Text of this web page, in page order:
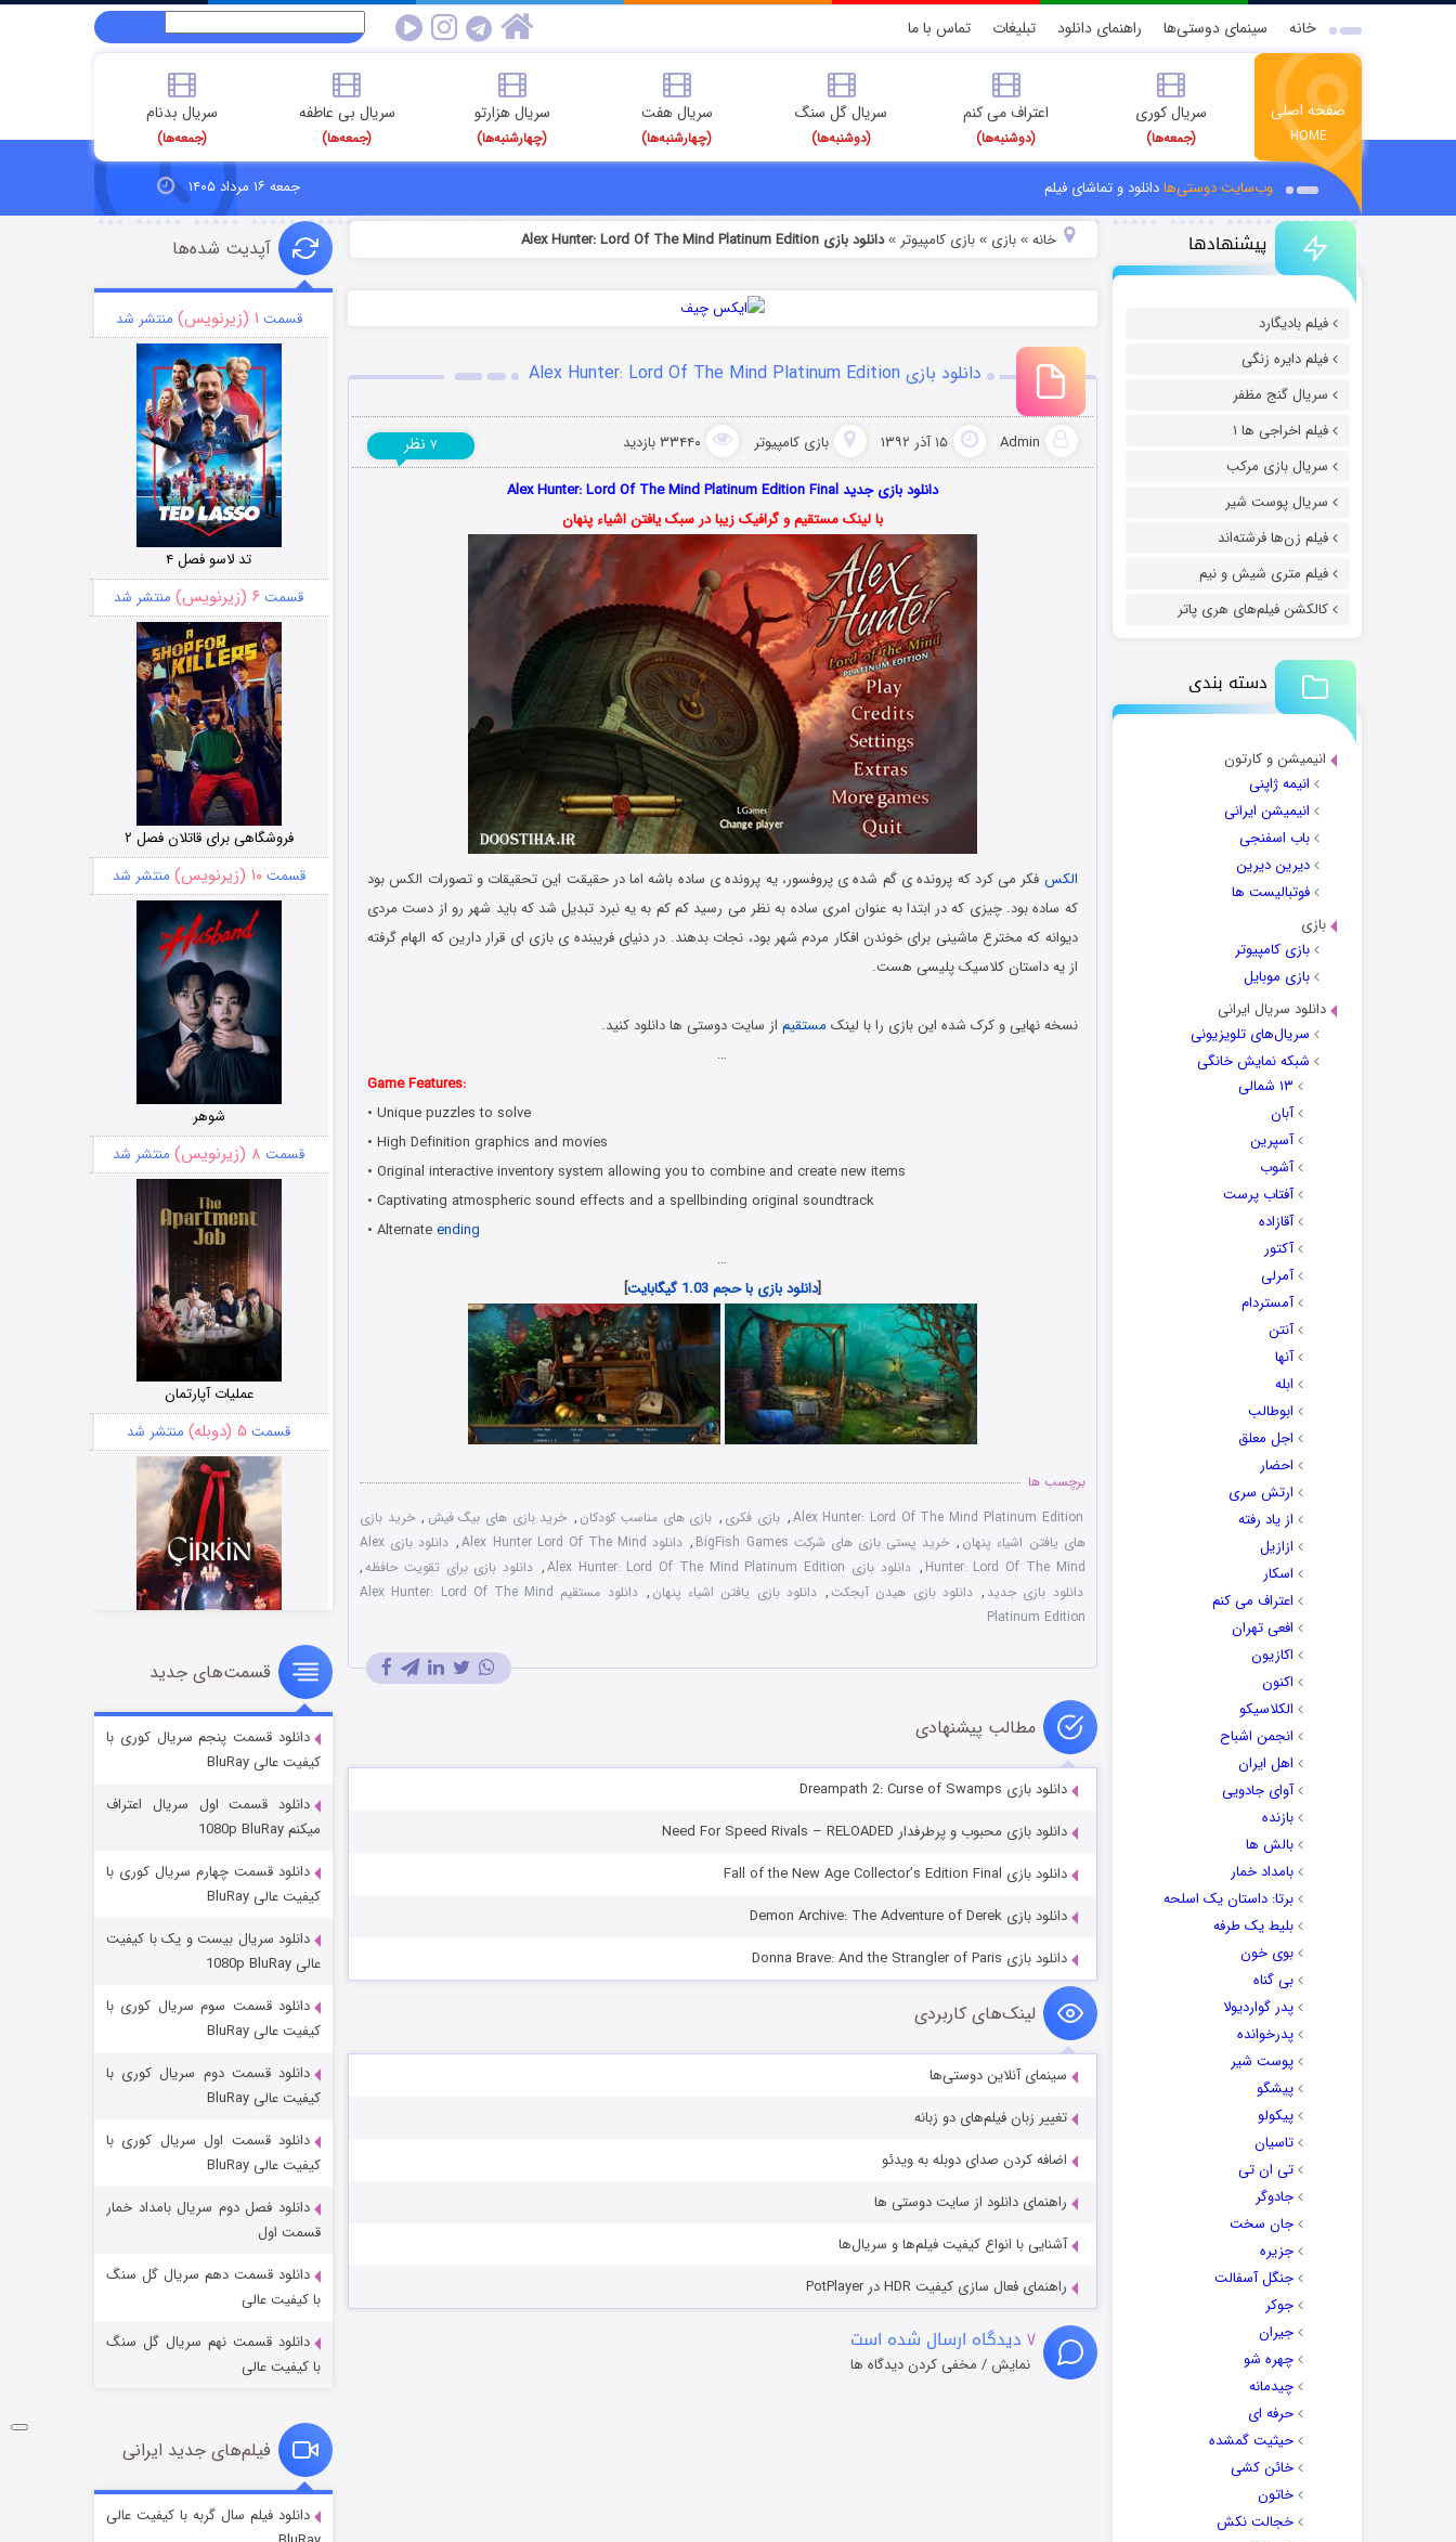
خانه سینمای دوستی‌ها راهنمای دانلود تبلیغات تماس با ما
صفحه اصلی
HOME
سریال کوری
(جمعه‌ها)
اعتراف می کنم
(دوشنبه‌ها)
سریال گل سنگ
(دوشنبه‌ها)
سریال هفت
(چهارشنبه‌ها)
سریال هزارتو
(چهارشنبه‌ها)
سریال بی عاطفه
(جمعه‌ها)
سریال بدنام
(جمعه‌ها)
وب‌سایت دوستی‌هادانلود و تماشای فیلم جمعه ۱۶ مرداد ۱۴۰۵
پیشنهادها
فیلم بادیگارد
فیلم دایره زنگی
سریال گنج مظفر
فیلم اخراجی ها ۱
سریال بازی مرکب
سریال پوست شیر
فیلم زن‌ها فرشته‌اند
فیلم متری شیش و نیم
کالکشن فیلم‌های هری پاتر
دسته بندی
انیمیشن و کارتون
انیمه ژاپنی
انیمیشن ایرانی
باب اسفنجی
دیرین دیرین
فوتبالیست ها
بازی
بازی کامپیوتر
بازی موبایل
دانلود سریال ایرانی
سریال‌های تلویزیونی
شبکه نمایش خانگی
۱۳ شمالی
آبان
آسپرین
آشوب
آفتاب پرست
آقازاده
آکتور
آمرلی
آمستردام
آنتن
آنها
ابله
ابوطالب
اجل معلق
احضار
ارتش سری
از یاد رفته
ازازیل
اسکار
اعتراف می کنم
افعی تهران
اکازیون
اکنون
الکلاسیکو
انجمن اشباح
اهل ایران
آوای جادویی
بازنده
بالش ها
بامداد خمار
برتا: داستان یک اسلحه
بلیط یک‌‌ طرفه
بوی خون
بی گناه
پدر گواردیولا
پدرخوانده
پوست شیر
پیشگو
پیکولو
تاسیان
تی ان تی
جادوگر
جان سخت
جزیره
جنگل آسفالت
جوکر
جیران
چهره شو
چیدمانه
حرفه ای
حیثیت گمشده
خائن کشی
خاتون
خجالت نکش
خانه» بازی » بازی کامپیوتر »دانلود بازی Alex Hunter: Lord Of The Mind Platinum Edition
دانلود بازی Alex Hunter: Lord Of The Mind Platinum Edition
Admin ۱۵ آذر ۱۳۹۲ بازی کامپیوتر ۳۳۴۴۰ بازدید ۷ نظر
دانلود بازی جدید Alex Hunter: Lord Of The Mind Platinum Edition Final
با لینک مستقیم و گرافیک زیبا در سبک یافتن اشیاء پنهان
الکس فکر می کرد که پرونده ی گم شده ی پروفسور، یه پرونده ی ساده باشه اما در حقیقت این تحقیقات و تصورات الکس بود
که ساده بود. چیزی که در ابتدا به عنوان امری ساده به نظر می رسید کم کم به یه نبرد تبدیل شد که باید شهر رو از دست مردی
دیوانه که مخترع ماشینی برای خوندن افکار مردم شهر بود، نجات بدهند. در دنیای فریبنده ی بازی ای قرار دارین که الهام گرفته
از یه داستان کلاسیک پلیسی هست.
نسخه نهایی و کرک شده این بازی را با لینک مستقیم از سایت دوستی ها دانلود کنید.
…
Game Features:
• Unique puzzles to solve
• High Definition graphics and movies
• Original interactive inventory system allowing you to combine and create new items
• Captivating atmospheric sound effects and a spellbinding original soundtrack
• Alternateending
…
[دانلود بازی با حجم 1.03 گیگابایت ]
برچسب ها
Alex Hunter: Lord Of The Mind Platinum Edition
, بازی فکری , بازی های مناسب کودکان , خرید بازی های بیگ فیش , خرید بازی
های یافتن اشیاء پنهان , خرید پستی بازی های شرکت BigFish Games , دانلود Alex Hunter Lord Of The Mind ,
دانلود بازی Alex
Hunter: Lord Of The Mind
, دانلود بازی Alex Hunter: Lord Of The Mind Platinum Edition , دانلود بازی برای تقویت حافظه,
دانلود بازی جدید , دانلود بازی هیدن آبجکت, دانلود بازی یافتن اشیاء پنهان ,
دانلود مستقیم Alex Hunter: Lord Of The Mind
Platinum Edition
مطالب پیشنهادی
دانلود بازی Dreampath 2: Curse of Swamps
دانلود بازی محبوب و پرطرفدار Need For Speed Rivals – RELOADED
دانلود بازی Fall of the New Age Collector’s Edition Final
دانلود بازی Demon Archive: The Adventure of Derek
دانلود بازی Donna Brave: And the Strangler of Paris
لینک‌های کاربردی
سینمای آنلاین دوستی‌ها
تغییر زبان فیلم‌های دو زبانه
اضافه کردن صدای دوبله به ویدئو
راهنمای دانلود از سایت دوستی ها
آشنایی با انواع کیفیت فیلم‌ها و سریال‌ها
راهنمای فعال سازی کیفیت HDR در PotPlayer
۷ دیدگاه ارسال شده است
نمایش / مخفی کردن دیدگاه ها
آپدیت شده‌ها
قسمت ۱ (زیرنویس) منتشر شد
تد لاسو فصل ۴
قسمت ۶ (زیرنویس) منتشر شد
فروشگاهی برای قاتلان فصل ۲
قسمت۱۰ (زیرنویس) منتشر شد
شوهر
قسمت ۸ (زیرنویس) منتشر شد
عملیات آپارتمان
قسمت ۵ (دوبله) منتشر شد
سریال زشت
قسمت۲ (زیرنویس) منتشر شد
مردگان متحرک: شهر مرده ۳
شکست استوارت در نجات جهان
قسمت ۷ (زیرنویس) منتشر شد
شوگر فصل ۲
قسمت‌های جدید
دانلود قسمت پنجم سریال کوری با
کیفیت عالی BluRay
دانلود قسمت اول سریال اعتراف
میکنم 1080p BluRay
دانلود قسمت چهارم سریال کوری با
کیفیت عالی BluRay
دانلود سریال بیست و یک با کیفیت
عالی 1080p BluRay
دانلود قسمت سوم سریال کوری با
کیفیت عالی BluRay
دانلود قسمت دوم سریال کوری با
کیفیت عالی BluRay
دانلود قسمت اول سریال کوری با
کیفیت عالی BluRay
دانلود فصل دوم سریال بامداد خمار
قسمت اول
دانلود قسمت دهم سریال گل سنگ
با کیفیت عالی
دانلود قسمت نهم سریال گل سنگ
با کیفیت عالی
فیلم‌های جدید ایرانی
دانلود فیلم سال گربه با کیفیت عالی